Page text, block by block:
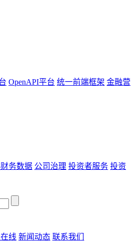
OpenAPI平台 统一前端框架 金融营
务数据 公司治理 投资者服务 投资
线 新闻动态 联系我们